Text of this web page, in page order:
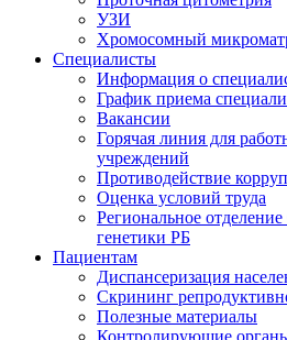
УЗИ
Хромосомный
Специалисты
Информация о
График приема
Вакансии
Горячая линия для
учреждений
Противодействие
Оценка условий труда
Региональное
генетики РБ
Пациентам
Диспансеризация
Скрининг
Полезные материалы
Контролирующие